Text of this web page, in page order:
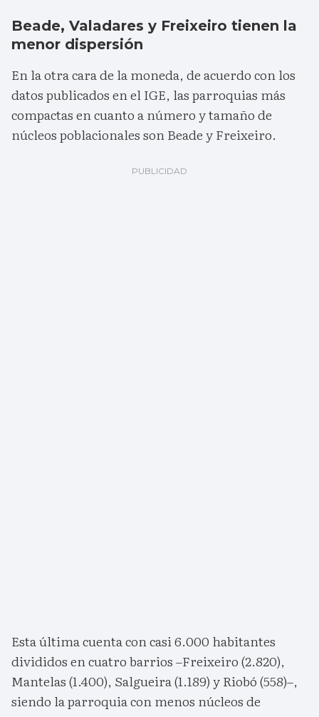
Beade, Valadares y Freixeiro tienen la
menor dispersión
En la otra cara de la moneda, de acuerdo con los
datos publicados en el IGE, las parroquias más
compactas en cuanto a número y tamaño de
núcleos poblacionales son Beade y Freixeiro.
Esta última cuenta con casi 6.000 habitantes
divididos en cuatro barrios –Freixeiro (2.820),
Mantelas (1.400), Salgueira (1.189) y Riobó (558)–,
siendo la parroquia con menos núcleos de